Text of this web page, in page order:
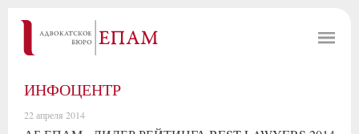
ИНФОЦЕНТР
22 апреля 2014